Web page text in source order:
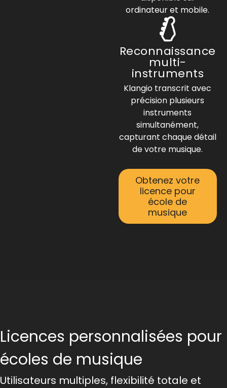
ordinateur et mobile.
Reconnaissance
multi-
instruments
Klangio transcrit avec
précision plusieurs
instruments
simultanément,
capturant chaque détail
de votre musique.
Obtenez votre
licence pour
école de
musique
Licences personnalisées pour
écoles de musique
Utilisateurs multiples, flexibilité totale et